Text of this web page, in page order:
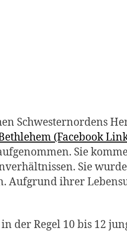
Schwesternordens
(Facebook
Sie
Sie
Aufgrund ihrer
der Regel 10 bis 12